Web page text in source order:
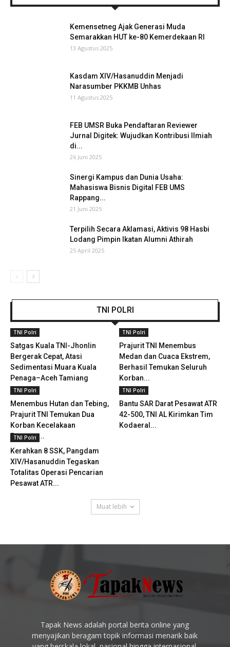
Kemensetneg Ajak Generasi Muda
Semarakkan HUT ke-80 Kemerdekaan RI
13 Agustus 2025
Kasdam XIV/Hasanuddin Menjadi
Narasumber PKKMB Unhas
11 Agustus 2025
FEB UMSR Buka Pendaftaran Reviewer
Jurnal Digitek: Wujudkan Kontribusi Ilmiah
di...
26 Juni 2025
Sinergi Kampus dan Dunia Usaha:
Mahasiswa Bisnis Digital FEB UMS
Rappang...
21 Juni 2025
Terpilih Secara Aklamasi, Aktivis 98 Hasbi
Lodang Pimpin Ikatan Alumni Athirah
25 April 2025
TNI POLRI
TNI Polri
Satgas Kuala TNI-Jhonlin
Bergerak Cepat, Atasi
Sedimentasi Muara Kuala
Penaga–Aceh Tamiang
TNI Polri
Prajurit TNI Menembus
Medan dan Cuaca Ekstrem,
Berhasil Temukan Seluruh
Korban...
TNI Polri
Menembus Hutan dan Tebing,
Prajurit TNI Temukan Dua
Korban Kecelakaan
Pesawat...
TNI Polri
Bantu SAR Darat Pesawat ATR
42-500, TNI AL Kirimkan Tim
Kodaeral...
TNI Polri
Kerahkan 8 SSK, Pangdam
XIV/Hasanuddin Tegaskan
Totalitas Operasi Pencarian
Pesawat ATR...
Muat lebih
Tapak News adalah portal berita online yang
menyajikan beragam topik informasi menarik baik